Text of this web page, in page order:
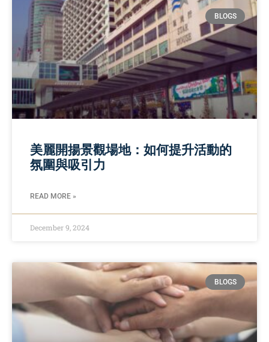
BLOGS
美麗開揚景觀場地：如何提升活動的
氛圍與吸引力
READ MORE »
December 9, 2024
BLOGS